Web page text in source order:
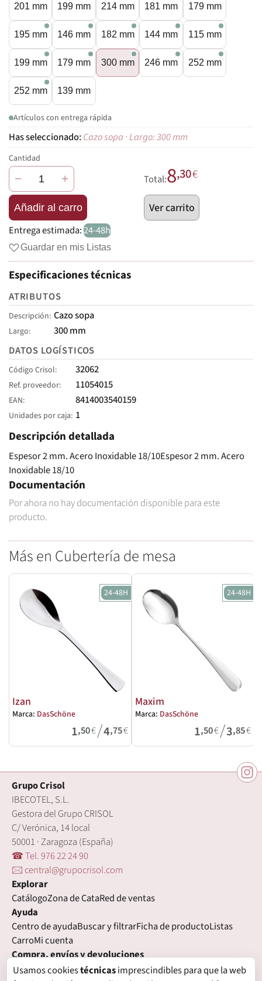
201 mm 199 mm 214 mm 181 mm 179 mm
195 mm 146 mm 182 mm 144 mm 115 mm
199 mm 179 mm 300 mm 246 mm 252 mm
252 mm 139 mm
Artículos con entrega rápida
Cazo sopa · Largo: 300 mm
Cantidad
− +
Añadir al carro
Total:8,30€
Ver carrito
Entrega estimada:24-48h
Guardar en mis Listas
Especificaciones técnicas
ATRIBUTOS
Descripción Cazo sopa
Largo
300 mm
DATOS LOGÍSTICOS
Código Crisol 32062
Ref. proveedor 11054015
EAN 8414003540159
Unidades por caja 1
Descripción detallada
Espesor 2 mm. Acero Inoxidable 18/10Espesor 2 mm. Acero
Inoxidable 18/10
Documentación
Por ahora no hay documentación disponible para este
producto.
Más en Cubertería de mesa
24-48H
Izan
Marca: DasSchöne
1,50€/4,75€
24-48H
Maxim
Marca: DasSchöne
1,50€/3,85€
Grupo Crisol
IBECOTEL, S.L.
Gestora del Grupo CRISOL
C/ Verónica, 14 local
50001 · Zaragoza (España)
☎ Tel. 976 22 24 90
🖂 central@grupocrisol.com
Explorar
CatálogoZona de CataRed de ventas
Ayuda
Centro de ayudaBuscar y filtrarFicha de productoListas
CarroMi cuenta
Compra, envíos y devoluciones
Condiciones de compraFormas de pagoGastos de envío
Usamos cookiestécnicasimprescindibles para que la web